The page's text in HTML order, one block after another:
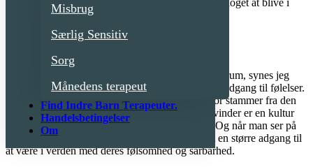
Misbrug
Særlig Sensitiv
Sorg
Månedens terapeut
Find Indre Barn Terapeuter.
Handelsbetingelser
Om
Når jeg arbejder med indre barn i det terapeutiske rum, synes jeg
ikke, der er forskel på mænd og kvinder og deres adgang til følelser.
Men jeg ser alligevel nogle forskelle, som jeg tror stammer fra den
kultur vi lever i. Jeg oplever, st der for mange kvinder er en kultur
for at tale med deres veninder omkring følelser. Og når man ser på
deres relation til deres mor, har der måske været en større adgang til
at være i verden med deres følsomhed og sårbarhed.